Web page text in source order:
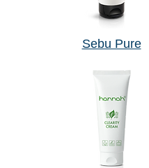
Sebu Pure